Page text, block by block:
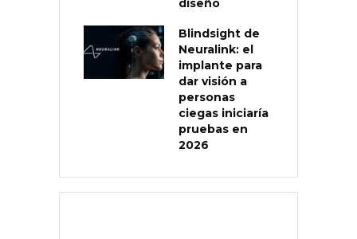
diseño
Blindsight de
Neuralink: el
implante para
dar visión a
personas
ciegas iniciaría
pruebas en
2026